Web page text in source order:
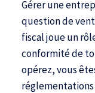
Gérer une
question de
fiscal joue un
conformité de
opérez, vous